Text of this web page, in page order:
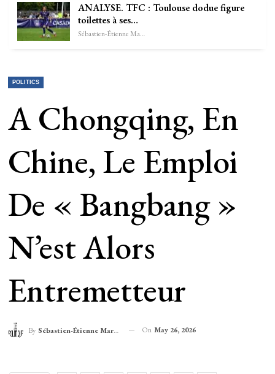
ANALYSE. TFC : Toulouse dodue figure
toilettes à ses…
Sébastien-Étienne Marechal
POLITICS
A Chongqing, En
Chine, Le Emploi
De « Bangbang »
N’est Alors
Entremetteur
By Sébastien-Étienne Marechal On May 26, 2026